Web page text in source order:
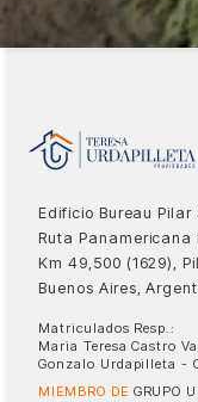
Edificio Bureau Pilar
Ruta Panamericana
Km 49,500 (1629),
Buenos Aires,
Matriculados Resp.:
Maria Teresa Castro
Gonzalo Urdapilleta -
MIEMBRO DE GRUPO